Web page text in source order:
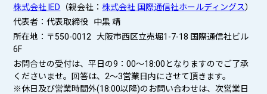
株式会社 IED （親会社：株式会社 国際通信社ホールディングス）
代表者：代表取締役 中黒 靖
所在地：〒550-0012 大阪市西区立売堀1-7-18 国際通信社ビル
6F
お問合せの受付は、平日の9：00～18:00となりますのでご了承
くださいませ。回答は、2〜3営業日内にさせて頂きます。
※休日及び営業時間外(18:00以降)のお問い合わせは、次営業日